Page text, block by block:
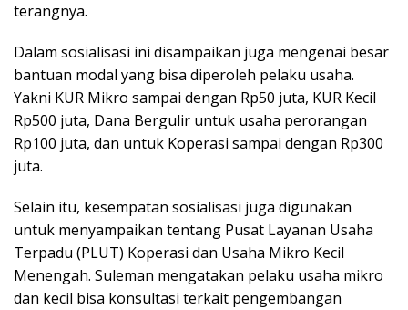
terangnya.
Dalam sosialisasi ini disampaikan juga mengenai besar
bantuan modal yang bisa diperoleh pelaku usaha.
Yakni KUR Mikro sampai dengan Rp50 juta, KUR Kecil
Rp500 juta, Dana Bergulir untuk usaha perorangan
Rp100 juta, dan untuk Koperasi sampai dengan Rp300
juta.
Selain itu, kesempatan sosialisasi juga digunakan
untuk menyampaikan tentang Pusat Layanan Usaha
Terpadu (PLUT) Koperasi dan Usaha Mikro Kecil
Menengah. Suleman mengatakan pelaku usaha mikro
dan kecil bisa konsultasi terkait pengembangan